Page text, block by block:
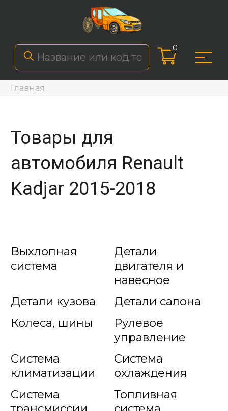
0
Главная
Товары для
автомобиля Renault
Kadjar 2015-2018
Выхлопная
система
Детали
двигателя и
навесное
Детали кузова
Детали салона
Колеса, шины
Рулевое
управление
Система
климатизации
Система
охлаждения
Система
Топливная